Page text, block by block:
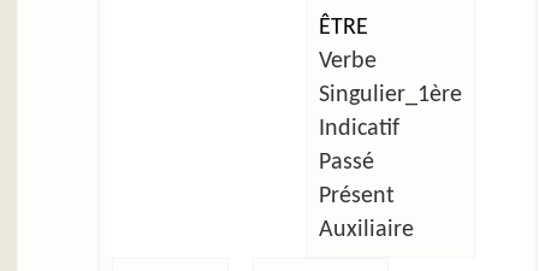
ÊTRE
Verbe
Singulier_1ère
Indicatif
Passé
Présent
Auxiliaire